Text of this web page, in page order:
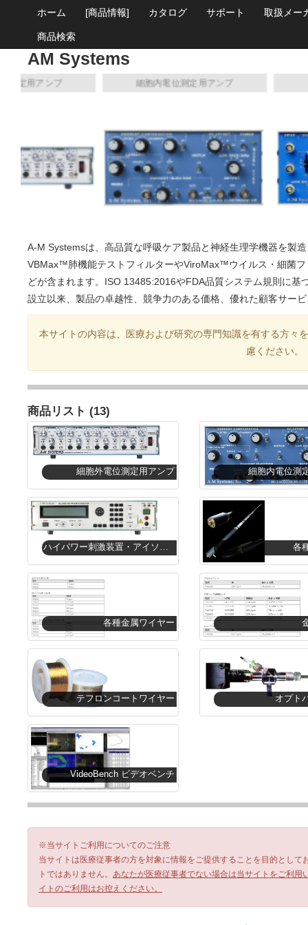
ホーム [商品情報] カタログ サポート 取扱メー
商品検索
AM Systems
用アンプ 細胞内電位測定用アンプ
A-M Systemsは、高品質な呼吸ケア製品と神経生理学機器を製
VBMax™肺機能テストフィルターやViroMax™ウイルス・細菌
どが含まれます。ISO 13485:2016やFDA品質システム規則に
設立以来、製品の卓越性、競争力のある価格、優れた顧客サー
本サイトの内容は、医療および研究の専門知識を有する方々
慮ください。
商品リスト (13)
細胞外電位測定用アンプ 細胞内電位測
ハイパワー刺激装置・アイソレータ 各
各種金属ワイヤー
テフロンコートワイヤー オプト
VideoBench ビデオベンチ
※当サイトご利用についてのご注意
当サイトは医療従事者の方を対象に情報をご提供することを目的とし
トではありません。 あなたが医療従事者でない場合は当サイトをご利
イトのご利用はお控えください。